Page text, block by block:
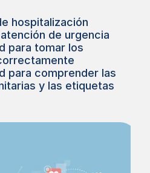
hospitalización
de urgencia
para tomar los
para comprender las
y las etiquetas